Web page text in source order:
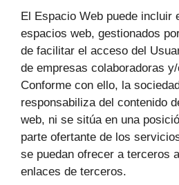
El Espacio Web puede incluir
espacios web, gestionados
de facilitar el acceso del
de empresas colaboradoras
Conforme con ello, la
responsabiliza del contenido
web, ni se sitúa en una
parte ofertante de los
se puedan ofrecer a terceros
enlaces de terceros.